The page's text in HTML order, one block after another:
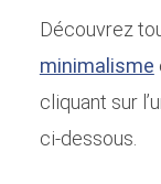
Découvrez
minimalisme
cliquant sur
ci-dessous.